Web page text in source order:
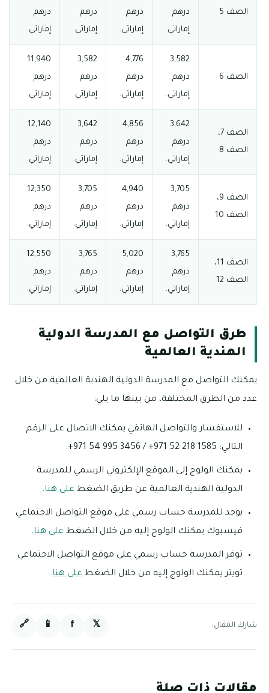
الصف 5
درهم
إماراتي.
درهم
إماراتي.
درهم
إماراتي.
درهم
إماراتي.
الصف 6
3,582
درهم
إماراتي.
4,776
درهم
إماراتي.
3,582
درهم
إماراتي.
11,940
درهم
إماراتي.
الصف 7،
الصف 8
3,642
درهم
إماراتي.
4,856
درهم
إماراتي.
3,642
درهم
إماراتي.
12,140
درهم
إماراتي.
الصف 9،
الصف 10
3,705
درهم
إماراتي.
4,940
درهم
إماراتي.
3,705
درهم
إماراتي.
12,350
درهم
إماراتي.
الصف 11،
الصف 12
3,765
درهم
إماراتي.
5,020
درهم
إماراتي.
3,765
درهم
إماراتي.
12,550
درهم
إماراتي.
طرق التواصل مع المدرسة الدولية
الهندية العالمية
يمكنك التواصل مع المدرسة الدولية الهندية العالمية من خلال
عدد من الطرق المختلفة، من بينها ما يلي:
للاستفسار والتواصل الهاتفي يمكنك الاتصال على الرقم
التالي: 1585 218 52 971+ / 3456 995 54 971+.
يمكنك الولوج إلى الموقع الإلكتروني الرسمي للمدرسة
الدولية الهندية العالمية عن طريق الضغط على هنا.
يوجد للمدرسة حساب رسمي على موقع التواصل الاجتماعي
فيسبوك يمكنك الولوج إليه من خلال الضغط على هنا.
توفر المدرسة حساب رسمي على موقع التواصل الاجتماعي
تويتر يمكنك الولوج إليه من خلال الضغط على هنا.
شارك المقال: 𝕏
f
📱
🔗
مقالات ذات صلة